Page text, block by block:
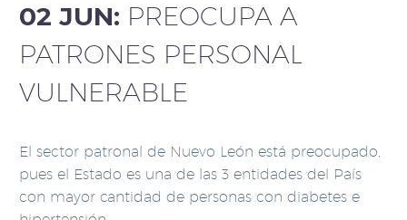
02 JUN: PREOCUPA A
PATRONES PERSONAL
VULNERABLE
El sector patronal de Nuevo León está preocupado,
pues el Estado es una de las 3 entidades del País
con mayor cantidad de personas con diabetes e